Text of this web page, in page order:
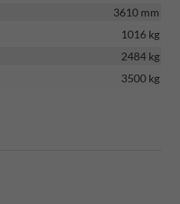
3610 mm
1016 kg
2484 kg
3500 kg